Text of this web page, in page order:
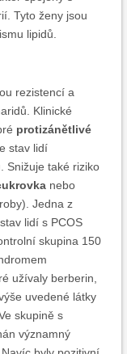
Tyto ženy jsou
lipidů.
rezistencí a
Klinické
protizánětlivé
stav lidí
Snižuje také riziko
nebo
Jedna z
lidí s PCOS
skupina 150
užívaly berberin,
uvedené látky
skupině s
významný